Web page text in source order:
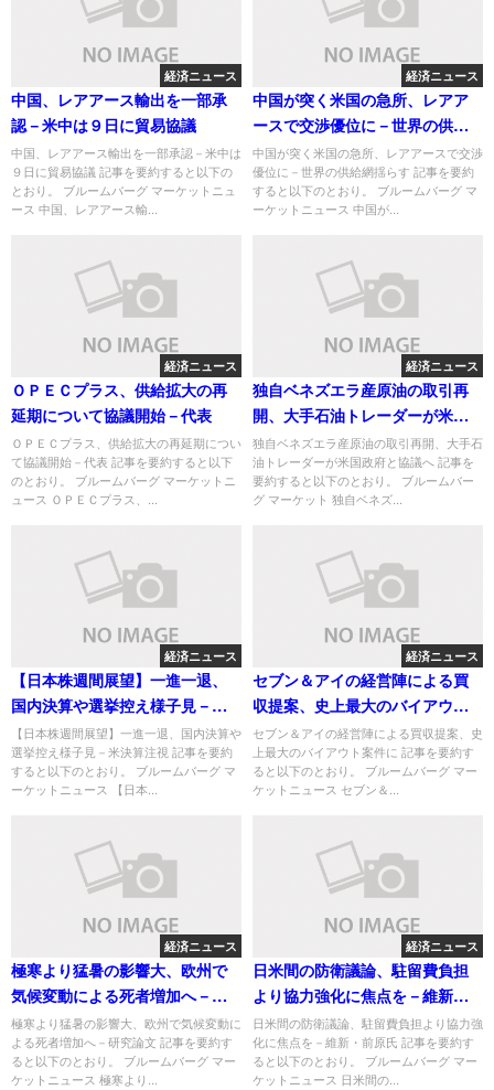
経済ニュース
中国、レアアース輸出を一部承
認－米中は９日に貿易協議
中国、レアアース輸出を一部承認－米中は
９日に貿易協議 記事を要約すると以下の
とおり。 ブルームバーグ マーケットニュ
ース 中国、レアアース輸...
経済ニュース
中国が突く米国の急所、レアア
ースで交渉優位に－世界の供給
網揺らす
中国が突く米国の急所、レアアースで交渉
優位に－世界の供給網揺らす 記事を要約
すると以下のとおり。 ブルームバーグ マ
ーケットニュース 中国が...
経済ニュース
ＯＰＥＣプラス、供給拡大の再
延期について協議開始－代表
ＯＰＥＣプラス、供給拡大の再延期につい
て協議開始－代表 記事を要約すると以下
のとおり。 ブルームバーグ マーケットニ
ュース ＯＰＥＣプラス、...
経済ニュース
独自ベネズエラ産原油の取引再
開、大手石油トレーダーが米国
政府と協議へ
独自ベネズエラ産原油の取引再開、大手石
油トレーダーが米国政府と協議へ 記事を
要約すると以下のとおり。 ブルームバー
グ マーケット 独自ベネズ...
経済ニュース
【日本株週間展望】一進一退、
国内決算や選挙控え様子見－米
決算注視
【日本株週間展望】一進一退、国内決算や
選挙控え様子見－米決算注視 記事を要約
すると以下のとおり。 ブルームバーグ マ
ーケットニュース 【日本...
経済ニュース
セブン＆アイの経営陣による買
収提案、史上最大のバイアウト
案件に
セブン＆アイの経営陣による買収提案、史
上最大のバイアウト案件に 記事を要約す
ると以下のとおり。 ブルームバーグ マー
ケットニュース セブン＆...
経済ニュース
極寒より猛暑の影響大、欧州で
気候変動による死者増加へ－研
究論文
極寒より猛暑の影響大、欧州で気候変動に
よる死者増加へ－研究論文 記事を要約す
ると以下のとおり。 ブルームバーグ マー
ケットニュース 極寒より...
経済ニュース
日米間の防衛議論、駐留費負担
より協力強化に焦点を－維新・
前原氏
日米間の防衛議論、駐留費負担より協力強
化に焦点を－維新・前原氏 記事を要約す
ると以下のとおり。 ブルームバーグ マー
ケットニュース 日米間の...